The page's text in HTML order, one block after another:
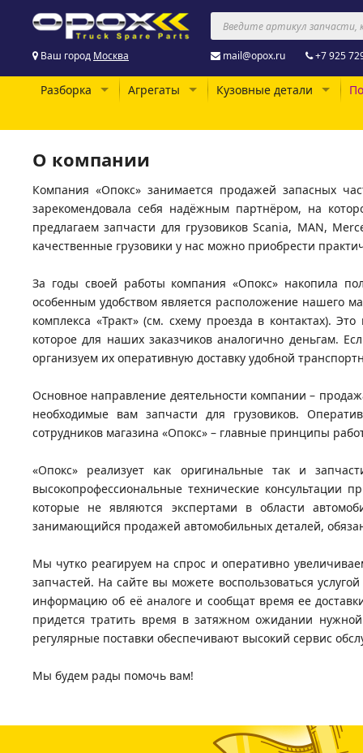
Ваш город Москва mail@opox.ru +7 925
Разборка Агрегаты Кузовные детали
О компании
Компания «Опокс» занимается продажей запасных
зарекомендовала себя надёжным партнёром, на
предлагаем запчасти для грузовиков Scania, MAN,
качественные грузовики у нас можно приобрести
За годы своей работы компания «Опокс» накопила
особенным удобством является расположение нашего
комплекса «Тракт» (см. схему проезда в контактах).
которое для наших заказчиков аналогично деньгам.
организуем их оперативную доставку удобной
Основное направление деятельности компании –
необходимые вам запчасти для грузовиков.
сотрудников магазина «Опокс» – главные принципы
«Опокс» реализует как оригинальные так и
высокопрофессиональные технические консультации
которые не являются экспертами в области
занимающийся продажей автомобильных деталей,
Мы чутко реагируем на спрос и оперативно
запчастей. На сайте вы можете воспользоваться
информацию об её аналоге и сообщат время ее
придется тратить время в затяжном ожидании
регулярные поставки обеспечивают высокий сервис
Мы будем рады помочь вам!